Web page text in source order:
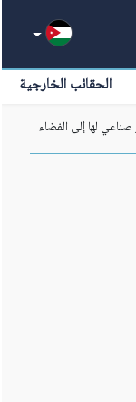
الحقائب الخارجية
لها إلى الفضاء